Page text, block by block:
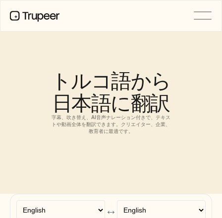
トルコ語から
日本語に翻訳
字幕、吹き替え、AI音声ナレーション付きで、テキス
トや動画全体を翻訳できます。クリエイター、企業、
教育者に最適です。
↔
機能リクエスト
Industry